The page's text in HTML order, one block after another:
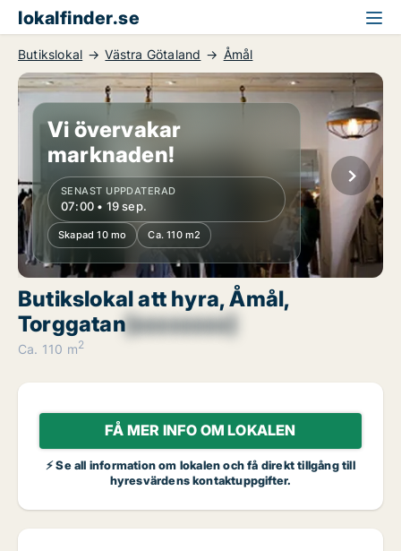
lokalfinder.se
Butikslokal Västra Götaland Åmål
Vi övervakar
marknaden!
SENAST UPPDATERAD
07:00 • 19 sep.
Skapad 10 mo Ca. 110 m2
Butikslokal att hyra, Åmål,
Torggatan[xxxxxxxx]
Ca. 110 m2
FÅ MER INFO OM LOKALEN
⚡ Se all information om lokalen och få direkt tillgång till
hyresvärdens kontaktuppgifter.